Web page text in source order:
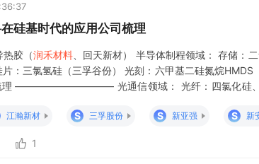
在硅基时代的应用公司梳理
胶（润禾材料 、回天新材） 半导体制程领域： 存储：
：三氯氢硅（三孚谷份） 光刻：六甲基二硅氮烷
理 —————————— 光通信领域： 光纤：四氯化硅、
江瀚新材 S 三孚股份 S 新亚强 S 新
1